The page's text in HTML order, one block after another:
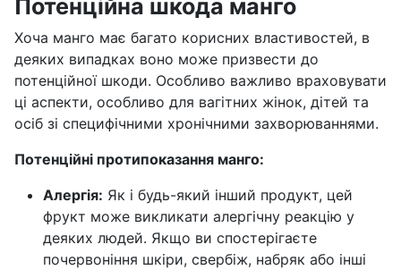
Потенційна шкода манго
Хоча манго має багато корисних властивостей, в
деяких випадках воно може призвести до
потенційної шкоди. Особливо важливо враховувати
ці аспекти, особливо для вагітних жінок, дітей та
осіб зі специфічними хронічними захворюваннями.
Потенційні протипоказання манго:
Алергія: Як і будь-який інший продукт, цей
фрукт може викликати алергічну реакцію у
деяких людей. Якщо ви спостерігаєте
почервоніння шкіри, свербіж, набряк або інші